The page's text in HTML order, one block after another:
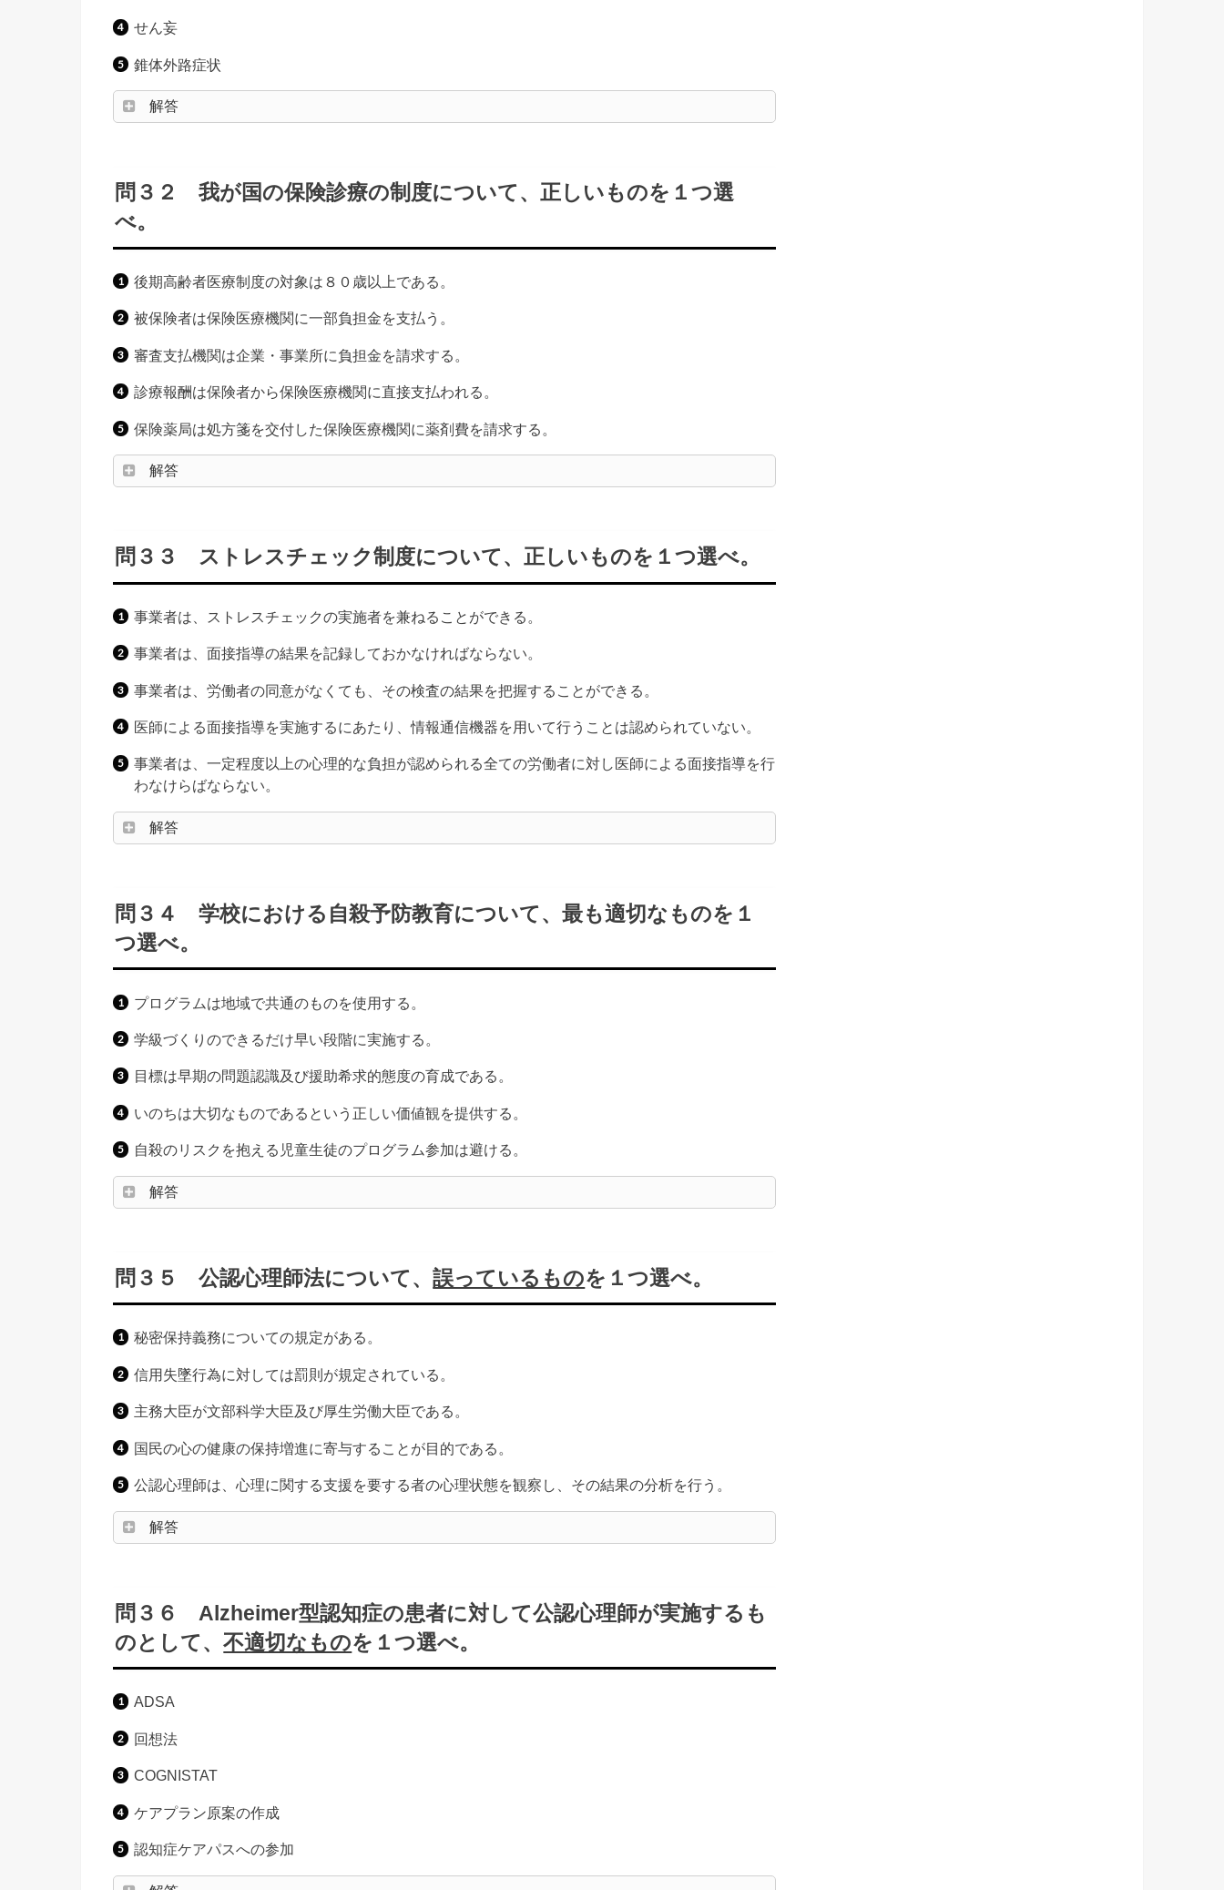
せん妄
錐体外路症状
解答
問３２ 我が国の保険診療の制度について、正しいものを１つ選
べ。
後期高齢者医療制度の対象は８０歳以上である。
被保険者は保険医療機関に一部負担金を支払う。
審査支払機関は企業・事業所に負担金を請求する。
診療報酬は保険者から保険医療機関に直接支払われる。
保険薬局は処方箋を交付した保険医療機関に薬剤費を請求する。
解答
問３３ ストレスチェック制度について、正しいものを１つ選べ。
事業者は、ストレスチェックの実施者を兼ねることができる。
事業者は、面接指導の結果を記録しておかなければならない。
事業者は、労働者の同意がなくても、その検査の結果を把握することができる。
医師による面接指導を実施するにあたり、情報通信機器を用いて行うことは認められていない。
事業者は、一定程度以上の心理的な負担が認められる全ての労働者に対し医師による面接指導を行
わなけらばならない。
解答
問３４ 学校における自殺予防教育について、最も適切なものを１
つ選べ。
プログラムは地域で共通のものを使用する。
学級づくりのできるだけ早い段階に実施する。
目標は早期の問題認識及び援助希求的態度の育成である。
いのちは大切なものであるという正しい価値観を提供する。
自殺のリスクを抱える児童生徒のプログラム参加は避ける。
解答
問３５ 公認心理師法について、誤っているものを１つ選べ。
秘密保持義務についての規定がある。
信用失墜行為に対しては罰則が規定されている。
主務大臣が文部科学大臣及び厚生労働大臣である。
国民の心の健康の保持増進に寄与することが目的である。
公認心理師は、心理に関する支援を要する者の心理状態を観察し、その結果の分析を行う。
解答
問３６ Alzheimer型認知症の患者に対して公認心理師が実施するも
のとして、不適切なものを１つ選べ。
ADSA
回想法
COGNISTAT
ケアプラン原案の作成
認知症ケアパスへの参加